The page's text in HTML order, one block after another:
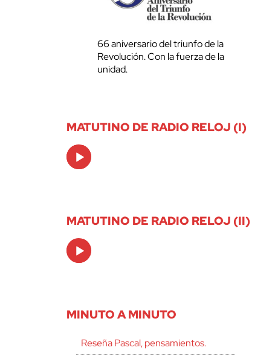
66 aniversario del triunfo de la
Revolución. Con la fuerza de la
unidad.
MATUTINO DE RADIO RELOJ (I)
Audio
Player
MATUTINO DE RADIO RELOJ (II)
Audio
Player
MINUTO A MINUTO
Reseña Pascal, pensamientos.